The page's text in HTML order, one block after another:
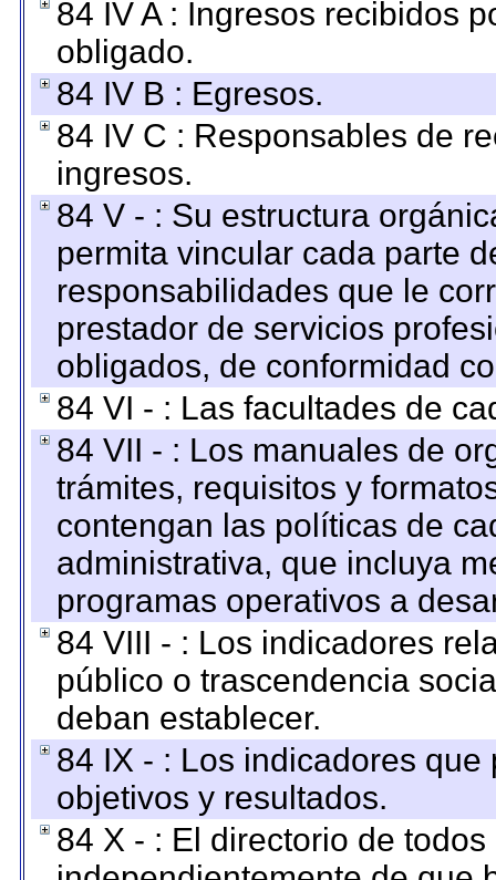
84 IV A : Ingresos recibidos
obligado.
84 IV B : Egresos.
84 IV C : Responsables de
ingresos.
84 V - : Su estructura
permita vincular cada parte
responsabilidades que le
prestador de servicios
obligados, de conformidad
84 VI - : Las facultades de
84 VII - : Los manuales de
trámites, requisitos y
contengan las políticas de
administrativa, que incluya
programas operativos a
84 VIII - : Los indicadores
público o trascendencia
deban establecer.
84 IX - : Los indicadores
objetivos y resultados.
84 X - : El directorio de